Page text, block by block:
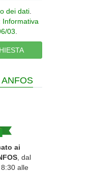
dei dati
Informativa
03
ai
, dal
alle